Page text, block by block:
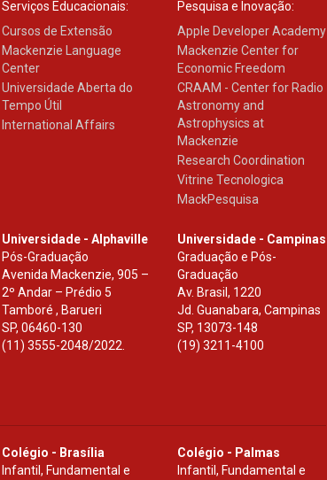
Serviços Educacionais:
Cursos de Extensão
Mackenzie Language
Center
Universidade Aberta do
Tempo Útil
International Affairs
Pesquisa e Inovação:
Apple Developer Academy
Mackenzie Center for
Economic Freedom
CRAAM - Center for Radio
Astronomy and
Astrophysics at
Mackenzie
Research Coordination
Vitrine Tecnologica
MackPesquisa
Universidade - Alphaville
Pós-Graduação
Avenida Mackenzie, 905 –
2º Andar – Prédio 5
Tamboré , Barueri
SP, 06460-130
(11) 3555-2048/2022.
Universidade - Campinas
Graduação e Pós-
Graduação
Av. Brasil, 1220
Jd. Guanabara, Campinas
SP, 13073-148
(19) 3211-4100
Colégio - Brasília
Infantil, Fundamental e
Colégio - Palmas
Infantil, Fundamental e